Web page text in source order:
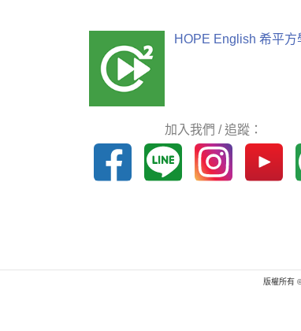
HOPE English 希平方
加入我們 / 追蹤：
版權所有